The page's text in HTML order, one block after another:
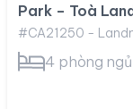
Park – Toà
#CA21250 -
4 phòng ngủ